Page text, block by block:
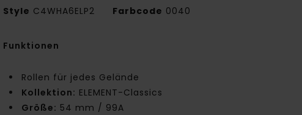
Style C4WHA6ELP2 Farbcode 0040
Funktionen
Rollen für jedes Gelände
Kollektion: ELEMENT-Classics
Größe: 54 mm / 99A